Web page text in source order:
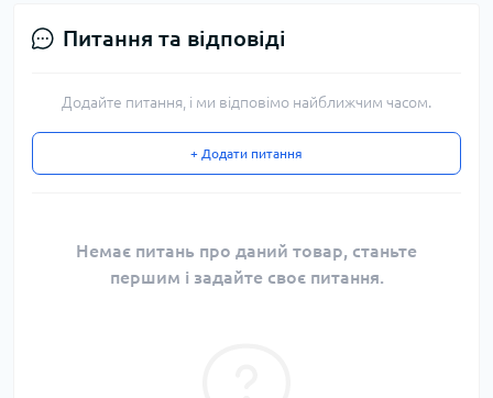
Питання та відповіді
Додайте питання, і ми відповімо найближчим часом.
+ Додати питання
Немає питань про даний товар, станьте
першим і задайте своє питання.